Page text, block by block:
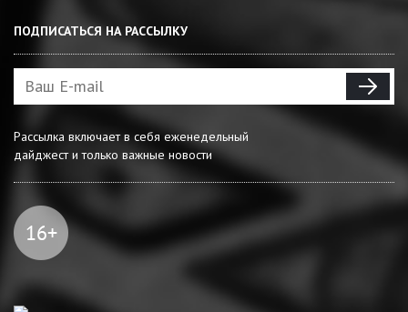
ПОДПИСАТЬСЯ НА РАССЫЛКУ
Рассылка включает в себя еженедельный
дайджест и только важные новости